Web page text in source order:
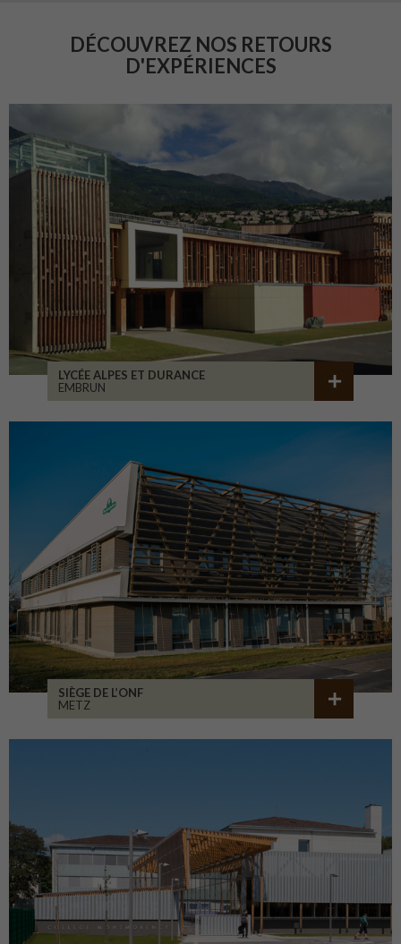
DÉCOUVREZ NOS RETOURS
D'EXPÉRIENCES
LYCÉE ALPES ET DURANCE
EMBRUN
SIÈGE DE L’ONF
METZ